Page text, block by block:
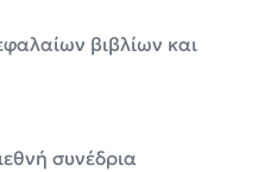
βιβλίων και
συνέδρια